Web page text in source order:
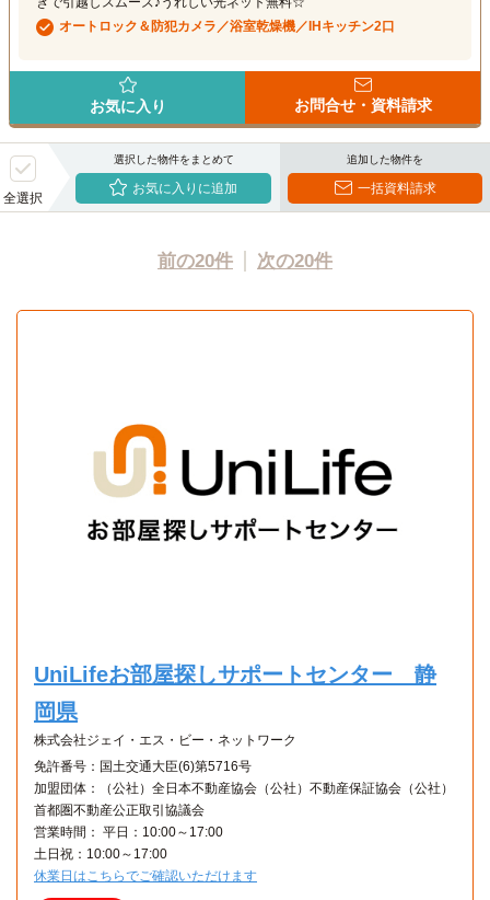
オートロック＆防犯カメラ／浴室乾燥機／IHキッチン2口
お気に入り お問合せ・資料請求
全選択
選択した物件をまとめて
お気に入りに追加
追加した物件を
一括資料請求
前の20件 次の20件
UniLifeお部屋探しサポートセンター 静
岡県
株式会社ジェイ・エス・ビー・ネットワーク
免許番号：国土交通大臣(6)第5716号
加盟団体：（公社）全日本不動産協会（公社）不動産保証協会（公社）
首都圏不動産公正取引協議会
営業時間： 平日：10:00～17:00
土日祝：10:00～17:00
休業日はこちらでご確認いただけます